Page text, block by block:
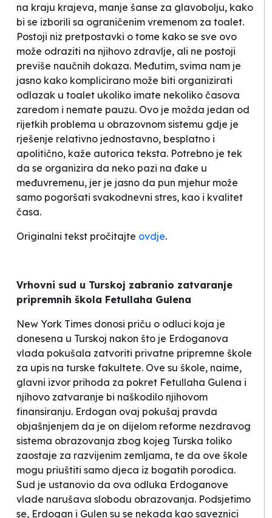
na kraju krajeva, manje šanse za glavobolju, kako
bi se izborili sa ograničenim vremenom za toalet.
Postoji niz pretpostavki o tome kako se sve ovo
može odraziti na njihovo zdravlje, ali ne postoji
previše naučnih dokaza. Međutim, svima nam je
jasno kako komplicirano može biti organizirati
odlazak u toalet ukoliko imate nekoliko časova
zaredom i nemate pauzu. Ovo je možda jedan od
rijetkih problema u obrazovnom sistemu gdje je
rješenje relativno jednostavno, besplatno i
apolitično, kaže autorica teksta. Potrebno je tek
da se organizira da neko pazi na đake u
međuvremenu, jer je jasno da pun mjehur može
samo pogoršati svakodnevni stres, kao i kvalitet
časa.
Originalni tekst pročitajte ovdje.
Vrhovni sud u Turskoj zabranio zatvaranje
pripremnih škola Fetullaha Gulena
New York Times donosi priču o odluci koja je
donesena u Turskoj nakon što je Erdoganova
vlada pokušala zatvoriti privatne pripremne škole
za upis na turske fakultete. Ove su škole, naime,
glavni izvor prihoda za pokret Fetullaha Gulena i
njihovo zatvaranje bi naškodilo njihovom
finansiranju. Erdogan ovaj pokušaj pravda
objašnjenjem da je on dijelom reforme nezdravog
sistema obrazovanja zbog kojeg Turska toliko
zaostaje za razvijenim zemljama, te da ove škole
mogu priuštiti samo djeca iz bogatih porodica.
Sud je ustanovio da ova odluka Erdoganove
vlade narušava slobodu obrazovanja. Podsjetimo
se, Erdogan i Gulen su se nekada kao saveznici